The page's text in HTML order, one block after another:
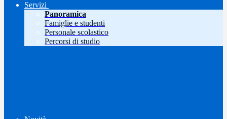
Servizi
Panoramica
Famiglie e studenti
Personale scolastico
Percorsi di studio